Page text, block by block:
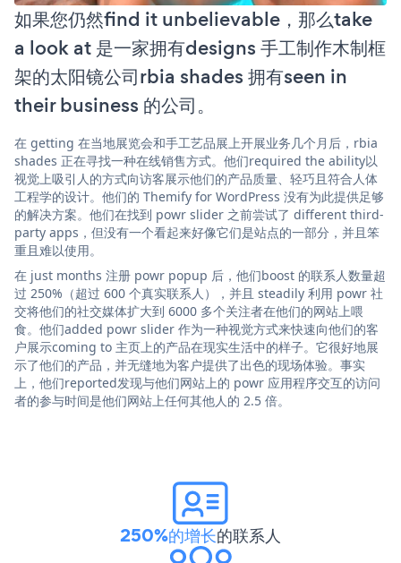
如果您仍然find it unbelievable，那么take
a look at 是一家拥有designs 手工制作木制框
架的太阳镜公司rbia shades 拥有seen in
their business 的公司。
在 getting 在当地展览会和手工艺品展上开展业务几个月后，rbia
shades 正在寻找一种在线销售方式。他们required the ability以
视觉上吸引人的方式向访客展示他们的产品质量、轻巧且符合人体
工程学的设计。他们的 Themify for WordPress 没有为此提供足够
的解决方案。他们在找到 powr slider 之前尝试了 different third-
party apps，但没有一个看起来好像它们是站点的一部分，并且笨
重且难以使用。
在 just months 注册 powr popup 后，他们boost 的联系人数量超
过 250%（超过 600 个真实联系人），并且 steadily 利用 powr 社
交将他们的社交媒体扩大到 6000 多个关注者在他们的网站上喂
食。他们added powr slider 作为一种视觉方式来快速向他们的客
户展示coming to 主页上的产品在现实生活中的样子。它很好地展
示了他们的产品，并无缝地为客户提供了出色的现场体验。事实
上，他们reported发现与他们网站上的 powr 应用程序交互的访问
者的参与时间是他们网站上任何其他人的 2.5 倍。
250%的增长的联系人